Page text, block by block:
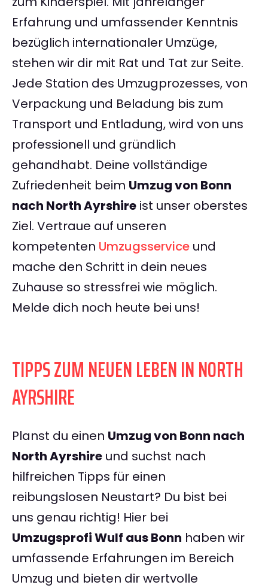
Erfahrung und umfassender Kenntnis
bezüglich internationaler Umzüge,
stehen wir dir mit Rat und Tat zur Seite.
Jede Station des Umzugprozesses, von
Verpackung und Beladung bis zum
Transport und Entladung, wird von uns
professionell und gründlich
gehandhabt. Deine vollständige
Zufriedenheit beim Umzug von Bonn
nach North Ayrshire ist unser oberstes
Ziel. Vertraue auf unseren
kompetenten Umzugsservice und
mache den Schritt in dein neues
Zuhause so stressfrei wie möglich.
Melde dich noch heute bei uns!
TIPPS ZUM NEUEN LEBEN IN NORTH
AYRSHIRE
Planst du einen Umzug von Bonn nach
North Ayrshire und suchst nach
hilfreichen Tipps für einen
reibungslosen Neustart? Du bist bei
uns genau richtig! Hier bei
Umzugsprofi Wulf aus Bonn haben wir
umfassende Erfahrungen im Bereich
Umzug und bieten dir wertvolle